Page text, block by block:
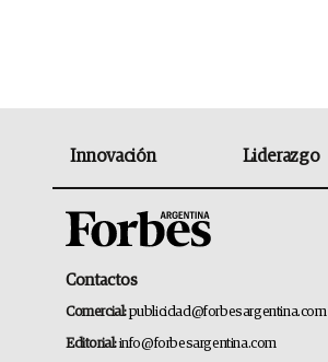
Innovación Liderazgo
Contactos
Comercial:publicidad@forbesargentina.com
Editorial:info@forbesargentina.com